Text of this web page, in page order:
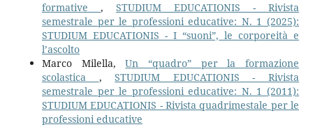
formative , STUDIUM EDUCATIONIS - Rivista
semestrale per le professioni educative: N. 1 (2025):
STUDIUM EDUCATIONIS - I “suoni”, le corporeità e
l’ascolto
Marco Milella,Un “quadro” per la formazione
scolastica ,STUDIUM EDUCATIONIS - Rivista
semestrale per le professioni educative: N. 1 (2011):
STUDIUM EDUCATIONIS - Rivista quadrimestale per le
professioni educative